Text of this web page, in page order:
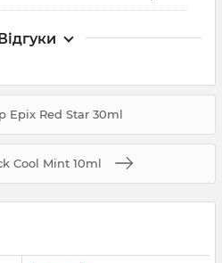
Epix Red Star 30ml
Cool Mint 10ml